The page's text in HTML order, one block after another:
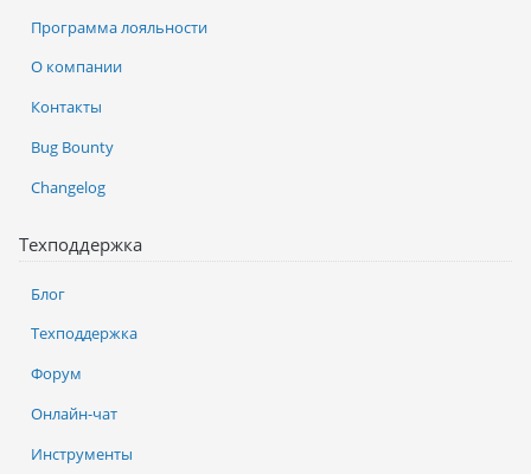
Программа лояльности
О компании
Контакты
Bug Bounty
Changelog
Техподдержка
Блог
Техподдержка
Форум
Онлайн-чат
Инструменты